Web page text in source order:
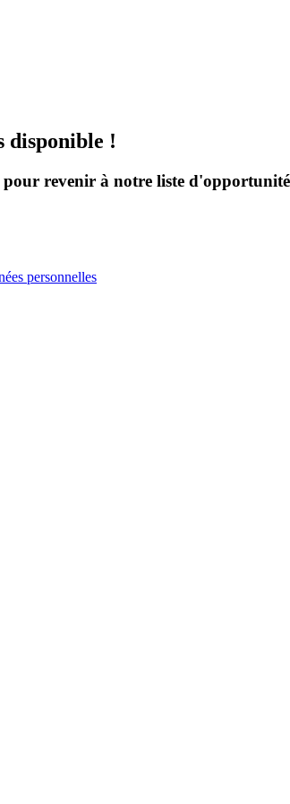
disponible !
revenir à notre liste
personnelles